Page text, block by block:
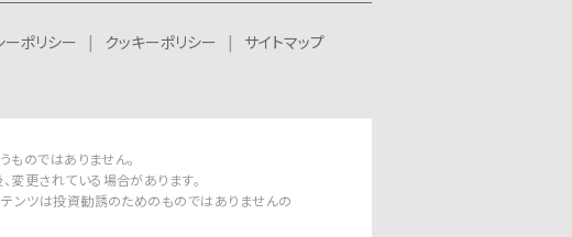
ーポリシー クッキーポリシー
サイトマップ
ものではありません。
変更されている場合があります。
ンツは投資勧誘のためのものではありませんの